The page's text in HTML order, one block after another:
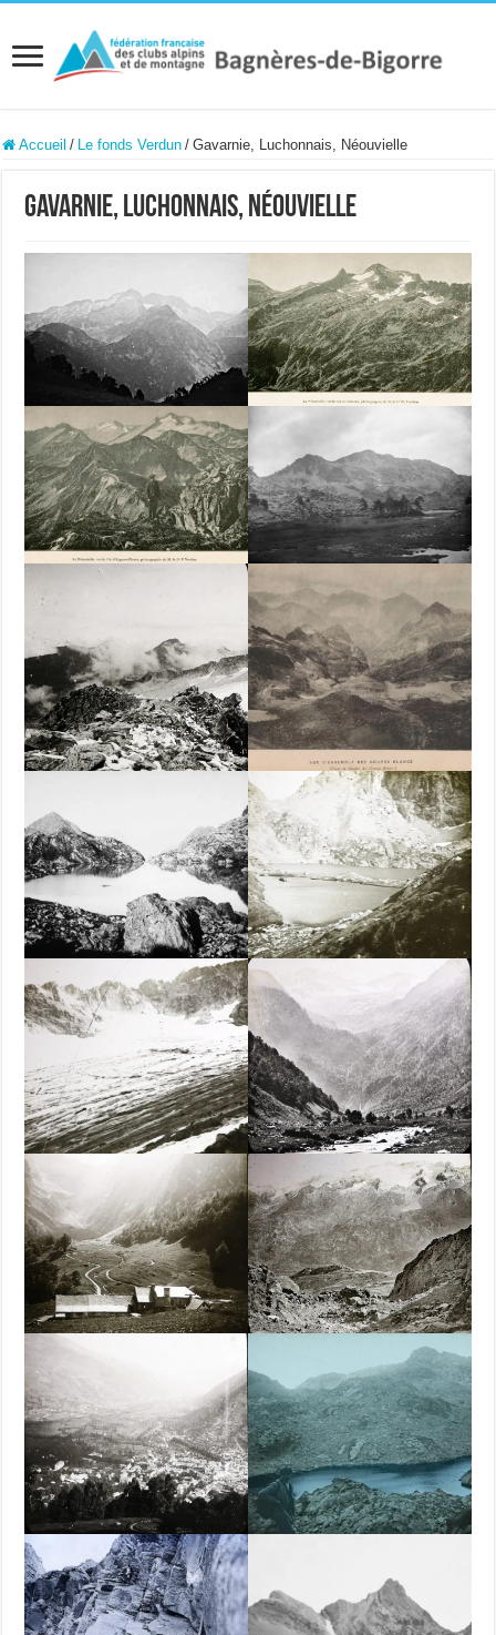
Accueil / Le fonds Verdun / Gavarnie, Luchonnais, Néouvielle
Gavarnie, Luchonnais, Néouvielle